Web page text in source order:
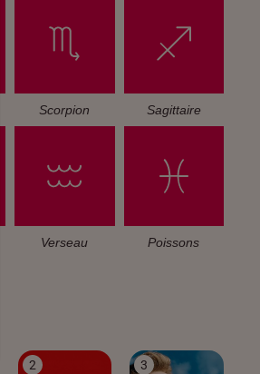
Scorpion Sagittaire
Verseau Poissons
2 3